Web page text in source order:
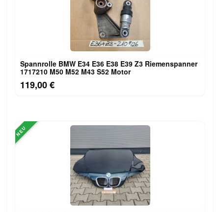
Spannrolle BMW E34 E36 E38 E39 Z3 Riemenspanner
1717210 M50 M52 M43 S52 Motor
119,00 €
NEU